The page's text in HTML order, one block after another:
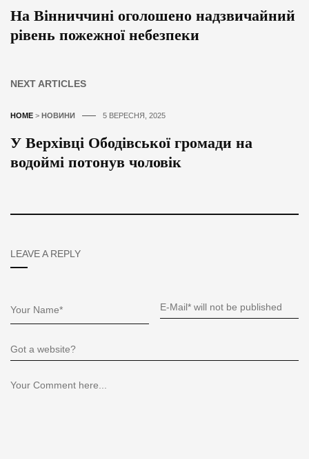
На Вінниччині оголошено надзвичайний
рівень пожежної небезпеки
NEXT ARTICLES
HOME > НОВИНИ 5 ВЕРЕСНЯ, 2025
У Верхівці Ободівської громади на
водоймі потонув чоловік
LEAVE A REPLY